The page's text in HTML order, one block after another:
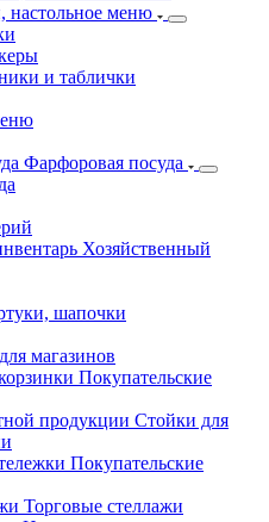
настольное меню
и таблички
Фарфоровая посуда
Хозяйственный
шапочки
магазинов
Покупательские
Стойки для
Покупательские
Торговые стеллажи